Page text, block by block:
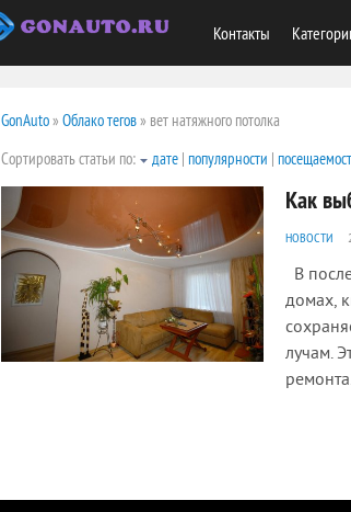
Контакты
GonAuto» Облако тегов» вет натяжного потолка
Сортировать статьи по:
дате | популярности |
Как
НОВОСТИ
В
домах,
лучам.